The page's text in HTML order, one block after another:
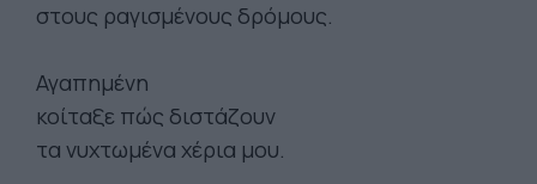
στους ραγισμένους δρόμους.
Αγαπημένη
κοίταξε πώς διστάζουν
τα νυχτωμένα χέρια μου.